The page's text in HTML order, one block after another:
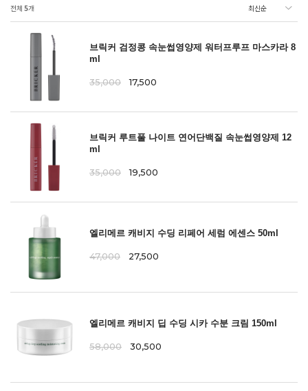
전체 5개
브릭커 검정콩 속눈썹영양제 워터프루프 마스카라 8
ml
35,000 17,500
브릭커 루트풀 나이트 연어단백질 속눈썹영양제 12
ml
35,000 19,500
엘리메르 캐비지 수딩 리페어 세럼 에센스 50ml
47,000 27,500
엘리메르 캐비지 딥 수딩 시카 수분 크림 150ml
58,000 30,500